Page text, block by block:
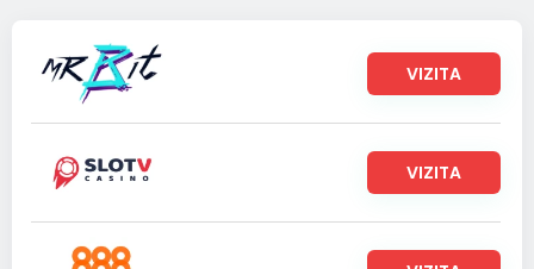
VIZITA
VIZITA